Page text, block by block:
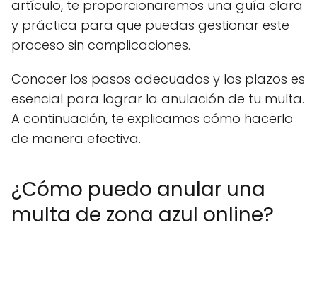
artículo, te proporcionaremos una guía clara
y práctica para que puedas gestionar este
proceso sin complicaciones.
Conocer los pasos adecuados y los plazos es
esencial para lograr la anulación de tu multa.
A continuación, te explicamos cómo hacerlo
de manera efectiva.
¿Cómo puedo anular una
multa de zona azul online?